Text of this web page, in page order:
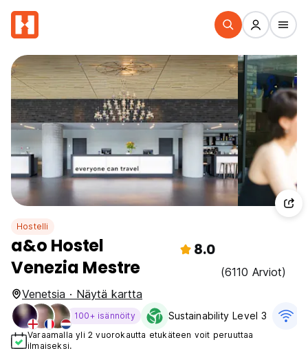
Hostelli
a&o Hostel
Venezia Mestre
8.0
(6110 Arviot)
Venetsia · Näytä kartta
100+ isännöity Sustainability Level 3
Varaamalla yli 2 vuorokautta etukäteen voit peruuttaa
ilmaiseksi.